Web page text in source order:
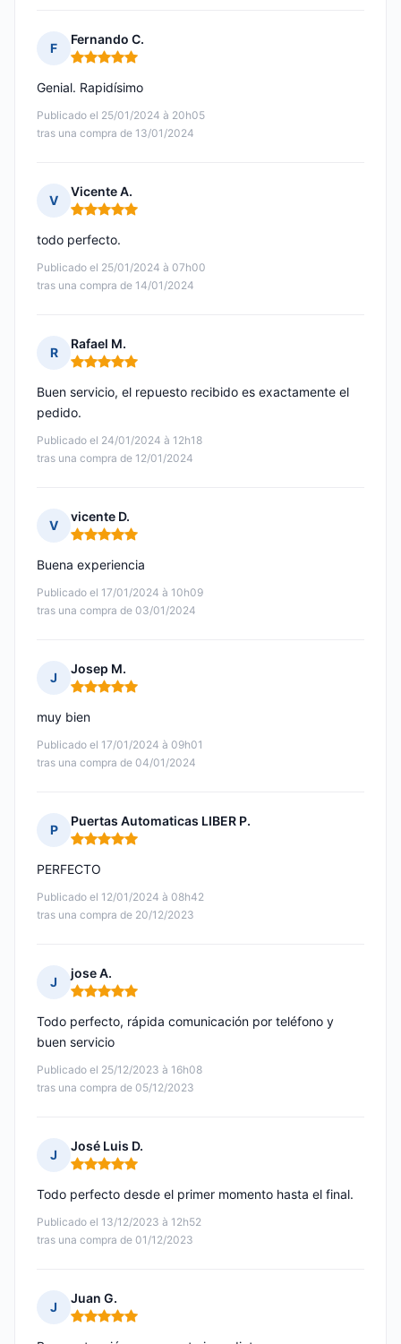
F
Fernando C.
Nota: 5 de 5
Publicado el 25/01/2024 à 20h05
tras una compra de 13/01/2024
Genial. Rapidísimo
V
Vicente A.
Nota: 5 de 5
Publicado el 25/01/2024 à 07h00
tras una compra de 14/01/2024
todo perfecto.
R
Rafael M.
Nota: 5 de 5
Publicado el 24/01/2024 à 12h18
tras una compra de 12/01/2024
Buen servicio, el repuesto recibido es exactamente el
pedido.
V
vicente D.
Nota: 5 de 5
Publicado el 17/01/2024 à 10h09
tras una compra de 03/01/2024
Buena experiencia
J
Josep M.
Nota: 5 de 5
Publicado el 17/01/2024 à 09h01
tras una compra de 04/01/2024
muy bien
P
Puertas Automaticas LIBER P.
Nota: 5 de 5
Publicado el 12/01/2024 à 08h42
tras una compra de 20/12/2023
PERFECTO
J
jose A.
Nota: 5 de 5
Publicado el 25/12/2023 à 16h08
tras una compra de 05/12/2023
Todo perfecto, rápida comunicación por teléfono y
buen servicio
J
José Luis D.
Nota: 5 de 5
Publicado el 13/12/2023 à 12h52
tras una compra de 01/12/2023
Todo perfecto desde el primer momento hasta el final.
J
Juan G.
Nota: 5 de 5